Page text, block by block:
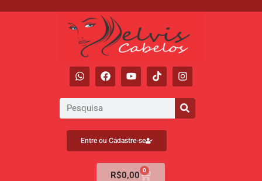
Entre ou Cadastre-se
R$0,00 0